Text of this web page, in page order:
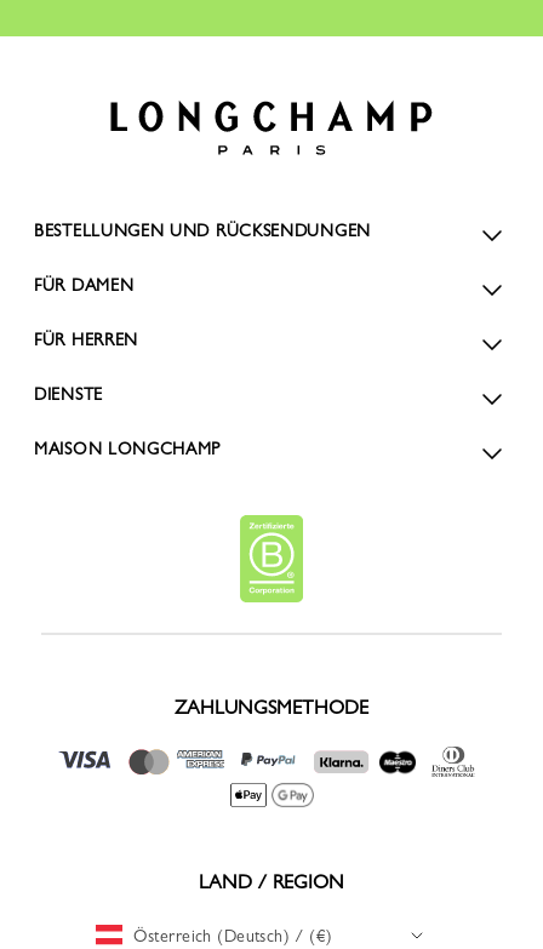
BESTELLUNGEN UND RÜCKSENDUNGEN
FÜR DAMEN
FÜR HERREN
DIENSTE
MAISON LONGCHAMP
ZAHLUNGSMETHODE
LAND / REGION
Österreich (Deutsch) / (€)